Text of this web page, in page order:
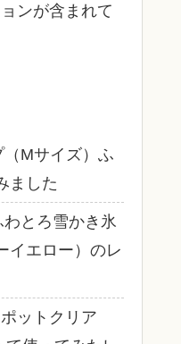
ンが含まれて
Mサイズ）ふ
ました
とろ雪かき氷
イエロー）のレ
ットクリア